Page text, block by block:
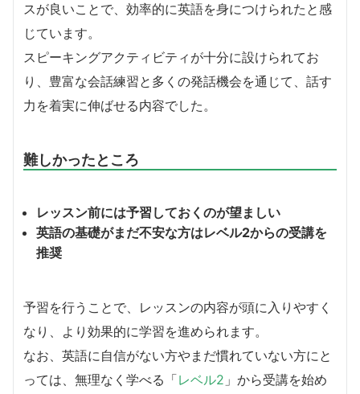
スが良いことで、効率的に英語を身につけられたと感
じています。
スピーキングアクティビティが十分に設けられてお
り、豊富な会話練習と多くの発話機会を通じて、話す
力を着実に伸ばせる内容でした。
難しかったところ
レッスン前には予習しておくのが望ましい
英語の基礎がまだ不安な方はレベル2からの受講を
推奨
予習を行うことで、レッスンの内容が頭に入りやすく
なり、より効果的に学習を進められます。
なお、英語に自信がない方やまだ慣れていない方にと
っては、無理なく学べる「レベル2 」から受講を始め